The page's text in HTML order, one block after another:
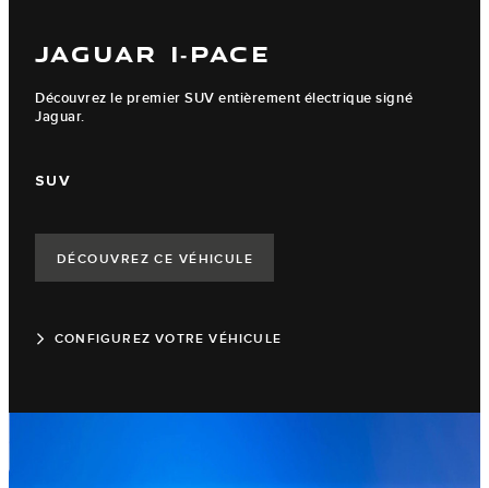
JAGUAR I‑PACE
Découvrez le premier SUV entièrement électrique signé
Jaguar.
SUV
DÉCOUVREZ CE VÉHICULE
CONFIGUREZ VOTRE VÉHICULE